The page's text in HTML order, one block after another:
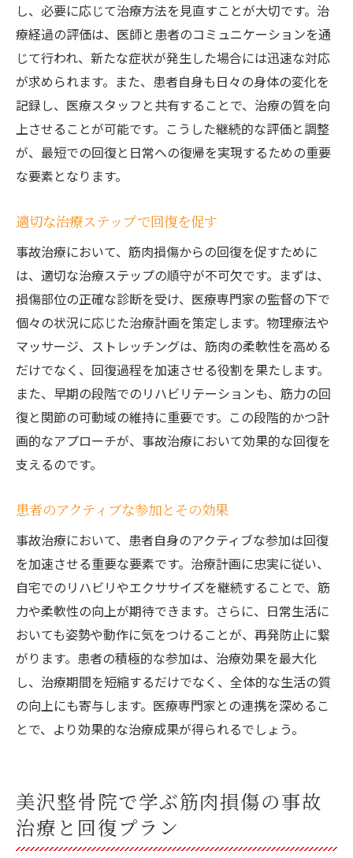
し、必要に応じて治療方法を見直すことが大切です。治
療経過の評価は、医師と患者のコミュニケーションを通
じて行われ、新たな症状が発生した場合には迅速な対応
が求められます。また、患者自身も日々の身体の変化を
記録し、医療スタッフと共有することで、治療の質を向
上させることが可能です。こうした継続的な評価と調整
が、最短での回復と日常への復帰を実現するための重要
な要素となります。
適切な治療ステップで回復を促す
事故治療において、筋肉損傷からの回復を促すために
は、適切な治療ステップの順守が不可欠です。まずは、
損傷部位の正確な診断を受け、医療専門家の監督の下で
個々の状況に応じた治療計画を策定します。物理療法や
マッサージ、ストレッチングは、筋肉の柔軟性を高める
だけでなく、回復過程を加速させる役割を果たします。
また、早期の段階でのリハビリテーションも、筋力の回
復と関節の可動域の維持に重要です。この段階的かつ計
画的なアプローチが、事故治療において効果的な回復を
支えるのです。
患者のアクティブな参加とその効果
事故治療において、患者自身のアクティブな参加は回復
を加速させる重要な要素です。治療計画に忠実に従い、
自宅でのリハビリやエクササイズを継続することで、筋
力や柔軟性の向上が期待できます。さらに、日常生活に
おいても姿勢や動作に気をつけることが、再発防止に繋
がります。患者の積極的な参加は、治療効果を最大化
し、治療期間を短縮するだけでなく、全体的な生活の質
の向上にも寄与します。医療専門家との連携を深めるこ
とで、より効果的な治療成果が得られるでしょう。
美沢整骨院で学ぶ筋肉損傷の事故
治療と回復プラン